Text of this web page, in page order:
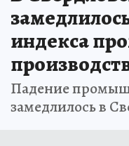
индекса
Падение
замедлилось в